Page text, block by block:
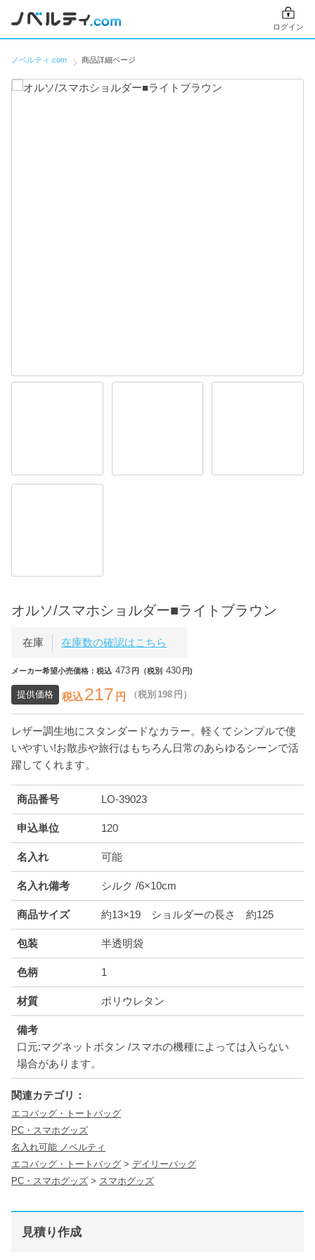
ログイン
ノベルティ.com 商品詳細ページ
オルソ/スマホショルダー■ライトブラウン
在庫 在庫数の確認はこちら
メーカー希望小売価格：税込 473 円（税別 430 円)
提供価格 税込217 円 （税別 198 円）
レザー調生地にスタンダードなカラー。軽くてシンプルで使
いやすい!お散歩や旅行はもちろん日常のあらゆるシーンで活
躍してくれます。
商品番号 LO-39023
申込単位 120
名入れ 可能
名入れ備考 シルク /6×10cm
商品サイズ 約13×19 ショルダーの長さ 約125
包装 半透明袋
色柄 1
材質 ポリウレタン
備考
口元:マグネットボタン /スマホの機種によっては入らない
場合があります。
関連カテゴリ：
エコバッグ・トートバッグ
PC・スマホグッズ
名入れ可能 ノベルティ
エコバッグ・トートバッグ > デイリーバッグ
PC・スマホグッズ > スマホグッズ
見積り作成